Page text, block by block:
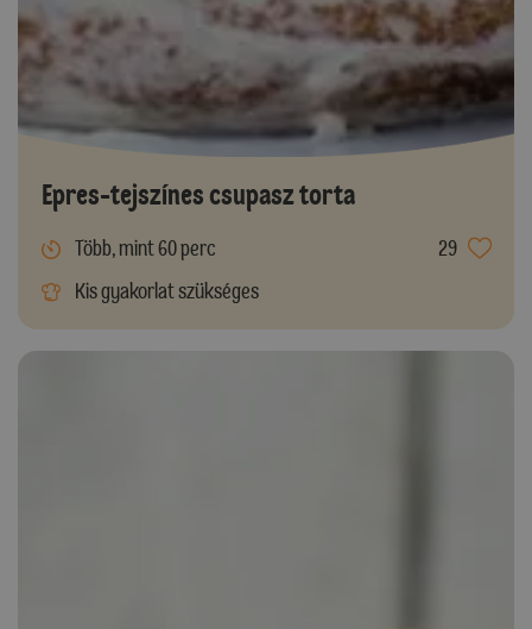
Epres-tejszínes csupasz torta
Több, mint 60 perc
29
Kis gyakorlat szükséges